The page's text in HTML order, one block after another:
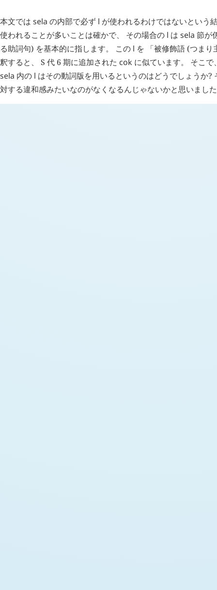
本文では sela の内部で必ず l が使われるわけではないという
使われることが多いことは確かで、 その場合の l は sela 節が
る助詞句) を基本的に指します。 この l を 「被修飾語 (つま
釈すると、 S 代 6 期に追加された cok に似ています。 そこ
sela 内の l はその動詞版を用いるというのはどうでしょうか?
対する違和感みたいなのがなくなるんじゃないかと思いまし